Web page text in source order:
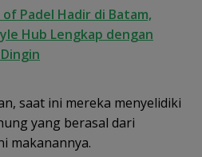
Padel Hadir di Batam,
Hub Lengkap dengan
saat ini mereka menyelidiki
yang berasal dari
makanannya.